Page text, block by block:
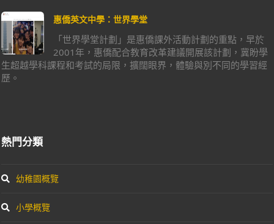
惠僑英文中學：世界學堂
「世界學堂計劃」是惠僑課外活動計劃的重點，早於
2001年，惠僑配合教育改革建議開展該計劃，冀盼學
生超越學科課程和考試的局限，擴闊眼界，體驗與別不同的學習經
歷。
熱門分類
幼稚園概覽
小學概覽